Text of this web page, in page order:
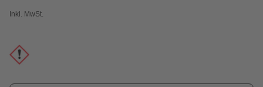
Inkl. MwSt.